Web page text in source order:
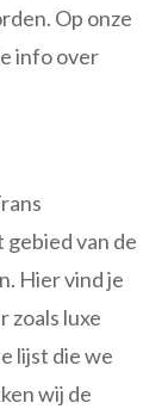
Op onze
info over
van de
Hier vind je
zoals luxe
lijst die we
wij de